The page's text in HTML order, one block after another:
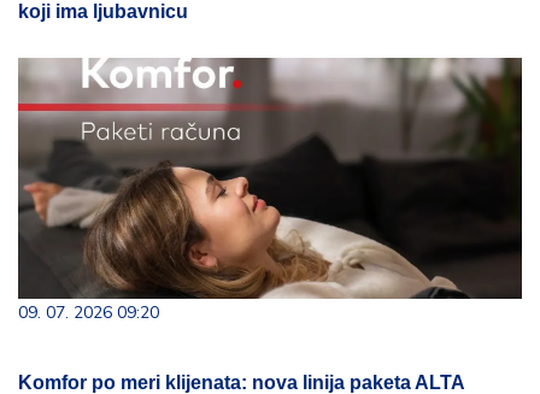
koji ima ljubavnicu
09. 07. 2026 09:20
Komfor po meri klijenata: nova linija paketa ALTA